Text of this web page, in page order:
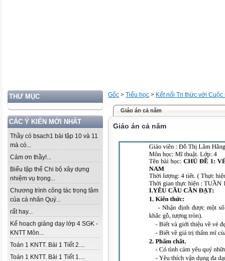
THƯ MỤC
CÁC Ý KIẾN MỚI NHẤT
Thầy có bsach1 bài tập 10 và 11
mà có...
Cảm ơn thầy!...
Biểu tập thể Chi bộ xây dựng
nhiệm vụ trọng...
Chương trình công tác trọng tâm
của cá nhân Quý...
rất hay...
Kế hoạch giảng dạy lớp 4 SGK -
KNTT Môn...
Toán 1 KNTT. Bài 1 Tiết 2....
Toán 1 KNTT. Bài 1 Tiết 1....
Gốc > Tiểu học > Kết nối Tri thức với Cuộc
Giáo án cả năm
Giáo án cả năm